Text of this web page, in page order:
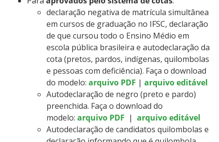
declaração negativa de matrícula simultânea
em cursos de graduação no IFSC, declaração
de que cursou todo o Ensino Médio em
escola pública brasileira e autodeclaração da
cota (pretos, pardos, indígenas, quilombolas
e pessoas com deficiência). Faça o download
do modelo: arquivo PDF | arquivo editável
Autodeclaração de negro (preto e pardo)
preenchida. Faça o download do
modelo: arquivo PDF | arquivo editável
Autodeclaração de candidatos quilombolas e